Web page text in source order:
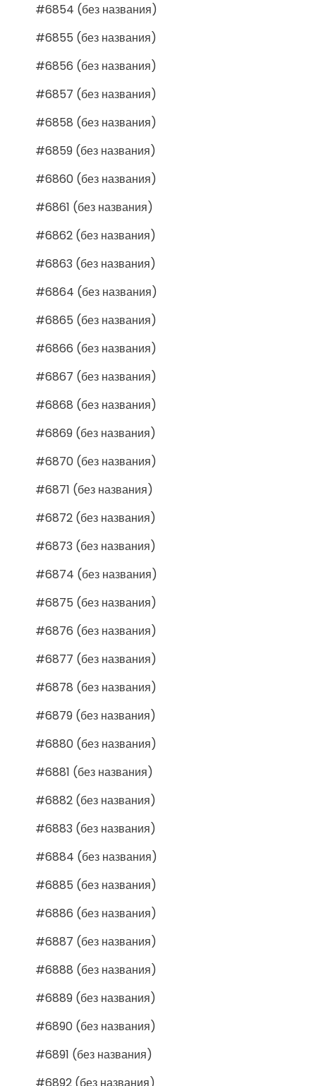
#6854 (без названия)
#6855 (без названия)
#6856 (без названия)
#6857 (без названия)
#6858 (без названия)
#6859 (без названия)
#6860 (без названия)
#6861 (без названия)
#6862 (без названия)
#6863 (без названия)
#6864 (без названия)
#6865 (без названия)
#6866 (без названия)
#6867 (без названия)
#6868 (без названия)
#6869 (без названия)
#6870 (без названия)
#6871 (без названия)
#6872 (без названия)
#6873 (без названия)
#6874 (без названия)
#6875 (без названия)
#6876 (без названия)
#6877 (без названия)
#6878 (без названия)
#6879 (без названия)
#6880 (без названия)
#6881 (без названия)
#6882 (без названия)
#6883 (без названия)
#6884 (без названия)
#6885 (без названия)
#6886 (без названия)
#6887 (без названия)
#6888 (без названия)
#6889 (без названия)
#6890 (без названия)
#6891 (без названия)
#6892 (без названия)